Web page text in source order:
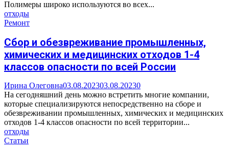
Полимеры широко используются во всех...
отходы
Ремонт
Сбор и обезвреживание промышленных,
химических и медицинских отходов 1-4
классов опасности по всей России
Ирина Олеговна03.08.202303.08.20230
На сегодняшний день можно встретить многие компании,
которые специализируются непосредственно на сборе и
обезвреживании промышленных, химических и медицинских
отходов 1-4 классов опасности по всей территории...
отходы
Статьи